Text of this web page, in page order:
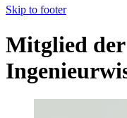
Skip to footer
Mitglied